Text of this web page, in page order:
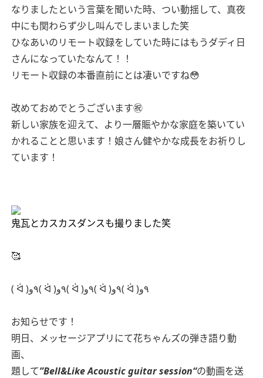
なりましたという言葉を聞いた時、つい動揺して、真夜
中にも関わらず少し叫んでしまいました笑
ひなあいのリモート収録をしていた時にはもうダディ日
さんになっていたなんて！！
リモート収録の本番直前にとは凄いですね😳
改めておめでとうございます㊗️
新しい家族を迎えて、より一層賑やかな家庭を築いてい
かれることと思います！娘さん健やかな成長をお祈りし
ています！
鬼瓦とカスカスダンスも撮りました笑
🥰
( ᐛ )٩و( ᐛ )٩و( ᐛ )٩و( ᐛ )٩و( ᐛ )٩و
お知らせです！
明日、メッセージアプリにて花ちゃんズの弾き語り動
画、
題して”Bell&Like Acoustic guitar session“の動画を送